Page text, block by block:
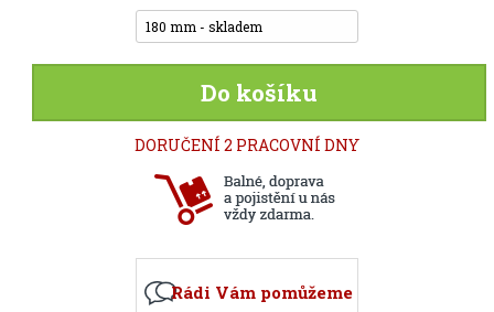
180 mm - skladem
Do košíku
DORUČENÍ 2 PRACOVNÍ DNY
Rádi Vám pomůžeme